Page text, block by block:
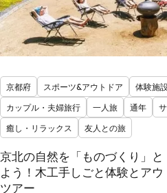
京都府 スポーツ&アウトドア 体験施
カップル・夫婦旅行
一人旅 通年
癒し・リラックス
友人との旅
京北の自然を「ものづくり」
よう！木工手しごと体験とア
ツアー